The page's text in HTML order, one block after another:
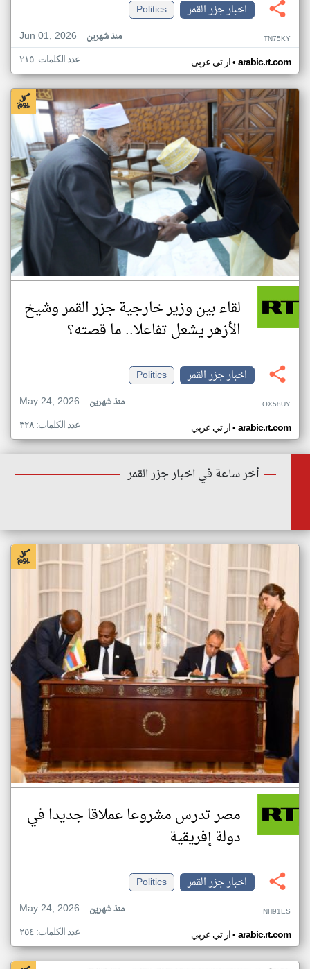
اخبار جزر القمر
Politics
Jun 01, 2026
منذ شهرين TN75KY
ار تي عربي• arabic.rt.com عدد الكلمات: ٢١٥
لقاء بين وزير خارجية جزر القمر وشيخ
الأزهر يشعل تفاعلا.. ما قصته؟
اخبار جزر القمر
Politics
May 24, 2026
منذ شهرين OX58UY
ار تي عربي• arabic.rt.com عدد الكلمات: ٣٢٨
أخر ساعة في اخبار جزر القمر
مصر تدرس مشروعا عملاقا جديدا في
دولة إفريقية
اخبار جزر القمر
Politics
May 24, 2026
منذ شهرين NH91ES
ار تي عربي• arabic.rt.com عدد الكلمات: ٢٥٤